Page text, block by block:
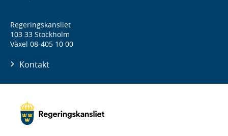
Regeringskansliet
103 33 Stockholm
Växel 08-405 10 00
Kontakt